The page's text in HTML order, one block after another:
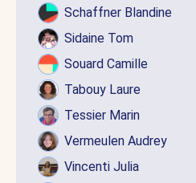
Schaffner Blandine
Sidaine Tom
Souard Camille
Tabouy Laure
Tessier Marin
Vermeulen Audrey
Vincenti Julia